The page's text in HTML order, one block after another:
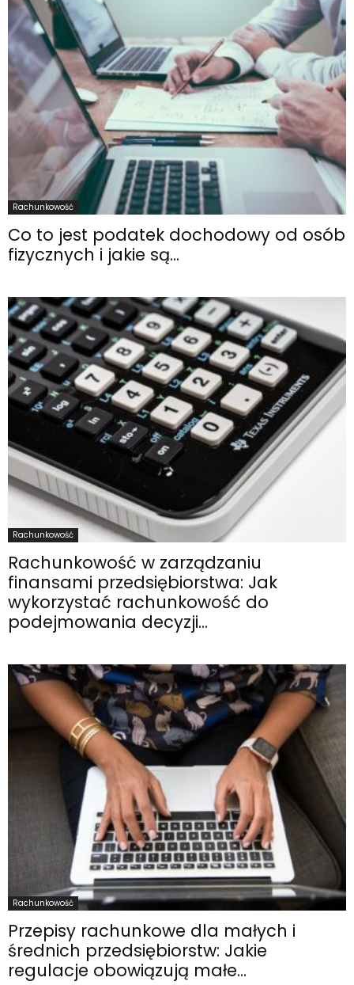
Rachunkowość
Co to jest podatek dochodowy od osób
fizycznych i jakie są...
Rachunkowość
Rachunkowość w zarządzaniu
finansami przedsiębiorstwa: Jak
wykorzystać rachunkowość do
podejmowania decyzji...
Rachunkowość
Przepisy rachunkowe dla małych i
średnich przedsiębiorstw: Jakie
regulacje obowiązują małe...